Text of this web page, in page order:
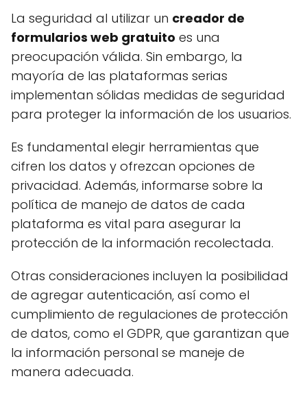
La seguridad al utilizar un creador de
formularios web gratuito es una
preocupación válida. Sin embargo, la
mayoría de las plataformas serias
implementan sólidas medidas de seguridad
para proteger la información de los usuarios.
Es fundamental elegir herramientas que
cifren los datos y ofrezcan opciones de
privacidad. Además, informarse sobre la
política de manejo de datos de cada
plataforma es vital para asegurar la
protección de la información recolectada.
Otras consideraciones incluyen la posibilidad
de agregar autenticación, así como el
cumplimiento de regulaciones de protección
de datos, como el GDPR, que garantizan que
la información personal se maneje de
manera adecuada.